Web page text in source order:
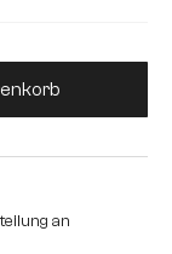
den
an